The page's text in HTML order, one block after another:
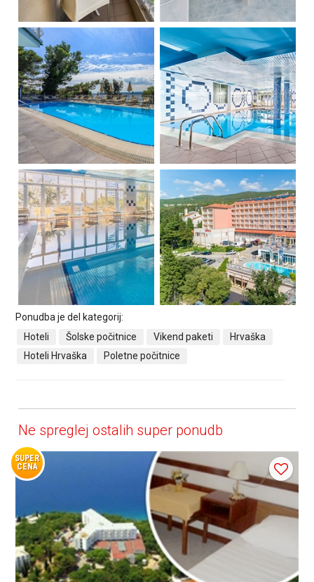
Ponudba je del kategorij:
Hoteli
Šolske počitnice Vikend paketi
Hrvaška
Hoteli Hrvaška
Poletne počitnice
Ne spreglej ostalih super ponudb
SUPER
CENA